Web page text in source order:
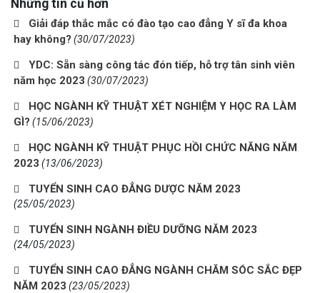
Những tin cũ hơn
Giải đáp thắc mắc có đào tạo cao đẳng Y sĩ đa khoa
hay không? (30/07/2023)
YDC: Sẵn sàng công tác đón tiếp, hỗ trợ tân sinh viên
năm học 2023 (30/07/2023)
HỌC NGÀNH KỸ THUẬT XÉT NGHIỆM Y HỌC RA LÀM
GÌ? (15/06/2023)
HỌC NGÀNH KỸ THUẬT PHỤC HỒI CHỨC NĂNG NĂM
2023 (13/06/2023)
TUYỂN SINH CAO ĐẲNG DƯỢC NĂM 2023
(25/05/2023)
TUYỂN SINH NGÀNH ĐIỀU DƯỠNG NĂM 2023
(24/05/2023)
TUYỂN SINH CAO ĐẲNG NGÀNH CHĂM SÓC SẮC ĐẸP
NĂM 2023 (23/05/2023)